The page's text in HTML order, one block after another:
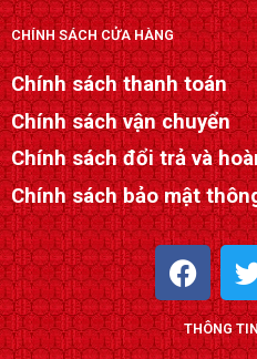
CHÍNH SÁCH CỬA HÀNG
Chính sách thanh toán
Chính sách vận chuyển
Chính sách đổi trả và
Chính sách bảo mật
F
a
c
e
i
t
THÔNG